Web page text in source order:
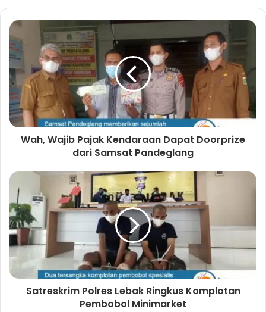
b
s
i
Wah, Wajib Pajak Kendaraan Dapat Doorprize
dari Samsat Pandeglang
Satreskrim Polres Lebak Ringkus Komplotan
Pembobol Minimarket